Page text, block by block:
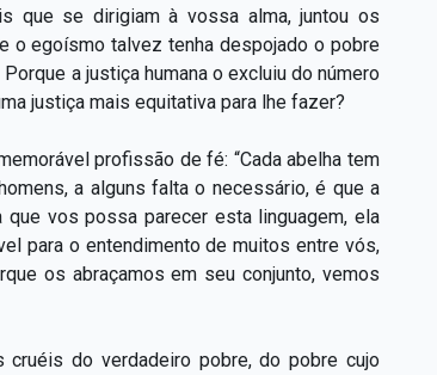
que se dirigiam à vossa alma, juntou os
o egoísmo talvez tenha despojado o pobre
a justiça humana o excluiu do número
justiça mais equitativa para lhe fazer?
profissão de fé: “Cada abelha tem
a alguns falta o necessário, é que a
vos possa parecer esta linguagem, ela
para o entendimento de muitos entre vós,
os abraçamos em seu conjunto, vemos
do verdadeiro pobre, do pobre cujo